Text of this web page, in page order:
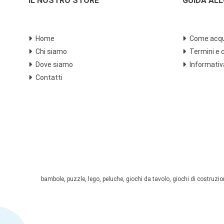
Home
Chi siamo
Dove siamo
Contatti
Come
Termini e
bambole, puzzle, lego, peluche, giochi da tavolo, giochi di